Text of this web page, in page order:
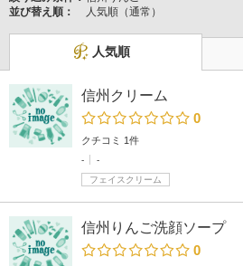
並び替え順：
人気順（通常）
人気順
信州クリーム
0
クチコミ 1件
-
-
フェイスクリーム
信州りんご洗顔ソープ
0